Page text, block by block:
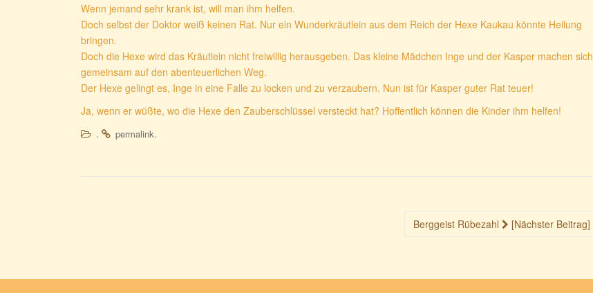
Wenn jemand sehr krank ist, will man ihm helfen.
Doch selbst der Doktor weiß keinen Rat. Nur ein Wunderkräutlein aus dem Reich der Hexe Kaukau könnte Heilung
bringen.
Doch die Hexe wird das Kräutlein nicht freiwillig herausgeben. Das kleine Mädchen Inge und der Kasper machen sich
gemeinsam auf den abenteuerlichen Weg.
Der Hexe gelingt es, Inge in eine Falle zu locken und zu verzaubern. Nun ist für Kasper guter Rat teuer!
Ja, wenn er wüßte, wo die Hexe den Zauberschlüssel versteckt hat? Hoffentlich können die Kinder ihm helfen!
.
permalink.
Berggeist Rübezahl [Nächster Beitrag]